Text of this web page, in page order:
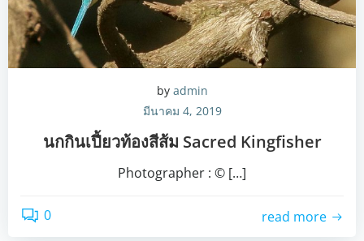
by admin
มีนาคม 4, 2019
นกกินเปี้ยวท้องสีส้ม Sacred Kingfisher
Photographer : © […]
0 read more